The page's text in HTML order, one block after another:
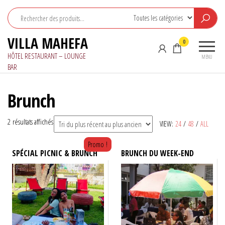
contenu
VILLA MAHEFA
HÔTEL RESTAURANT – LOUNGE
BAR
MENU
0
Brunch
VIEW: 24 / 48 / ALL
2 résultats affichésTrié
du
récent
au
plus
ancien
Promo !
SPÉCIAL PICNIC & BRUNCH BRUNCH DU WEEK-END